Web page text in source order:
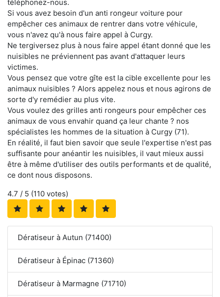
téléphonez-nous.
Si vous avez besoin d'un anti rongeur voiture pour
empêcher ces animaux de rentrer dans votre véhicule,
vous n'avez qu'à nous faire appel à Curgy.
Ne tergiversez plus à nous faire appel étant donné que les
nuisibles ne préviennent pas avant d'attaquer leurs
victimes.
Vous pensez que votre gîte est la cible excellente pour les
animaux nuisibles ? Alors appelez nous et nous agirons de
sorte d'y remédier au plus vite.
Vous voulez des grilles anti rongeurs pour empêcher ces
animaux de vous envahir quand ça leur chante ? nos
spécialistes les hommes de la situation à Curgy (71).
En réalité, il faut bien savoir que seule l'expertise n'est pas
suffisante pour anéantir les nuisibles, il vaut mieux aussi
être à même d'utiliser des outils performants et de qualité,
ce dont nous disposons.
4.7 / 5 (110 votes)
Dératiseur à Autun (71400)
Dératiseur à Épinac (71360)
Dératiseur à Marmagne (71710)